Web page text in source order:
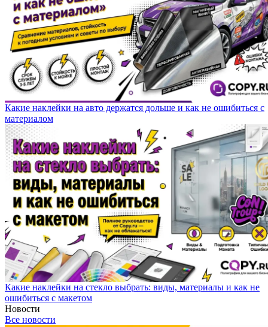
Какие наклейки на авто держатся дольше и как не ошибиться с
материалом
Какие наклейки на стекло выбрать: виды, материалы и как не
ошибиться с макетом
Новости
Все новости